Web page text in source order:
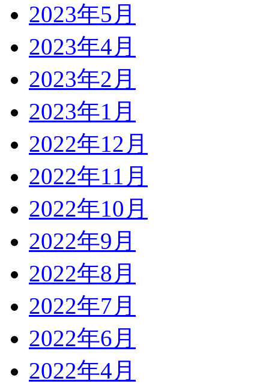
2023年5月
2023年4月
2023年2月
2023年1月
2022年12月
2022年11月
2022年10月
2022年9月
2022年8月
2022年7月
2022年6月
2022年4月